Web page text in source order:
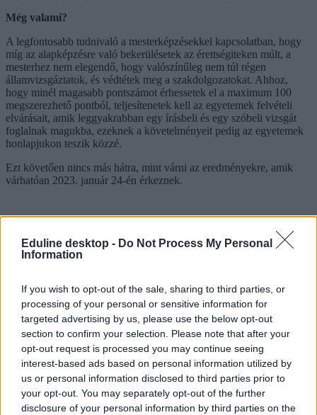
Eduline desktop - Do Not Process My Personal
Information
If you wish to opt-out of the sale, sharing to third parties, or
processing of your personal or sensitive information for
targeted advertising by us, please use the below opt-out
section to confirm your selection. Please note that after your
opt-out request is processed you may continue seeing
interest-based ads based on personal information utilized by
us or personal information disclosed to third parties prior to
your opt-out. You may separately opt-out of the further
disclosure of your personal information by third parties on the
Még valami?
A legfontosabb tudnivaló a mesterképzésekkel kapcsolatban, hogy
míg az alapképzésre való bekerülésetek az érettségiteken múlt, a
mesterhez nem elegendő, hogy valószínűleg nem túl régen
államvizsgáztatok, és védtétek meg a szakdolgozatokat. Ahhoz,
hogy minél magasabb pontszámot érhessetek el a maximum 100
megszerezhető pontból, teljesítenetek kell az egyetemek felvételi
elvárásait, amik leggyakrabban egy írásbeli és egy szóbeli vizsgát
foglalnak magukba, ezeknek a követelményeit pedig az egyetemek
honlapjukon teszik közzé.
Ezt követően nincs más hátra, mint várni az eredményekre, amik
várhatóan 2023. január 24-én érkeznek.